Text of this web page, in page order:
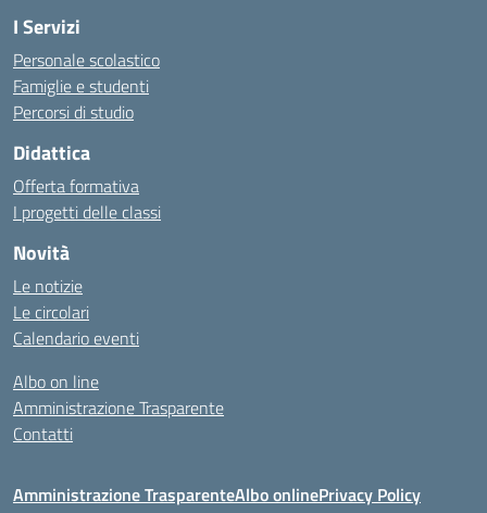
I Servizi
Personale scolastico
Famiglie e studenti
Percorsi di studio
Didattica
Offerta formativa
I progetti delle classi
Novità
Le notizie
Le circolari
Calendario eventi
Albo on line
Amministrazione Trasparente
Contatti
Amministrazione TrasparenteAlbo onlinePrivacy Policy